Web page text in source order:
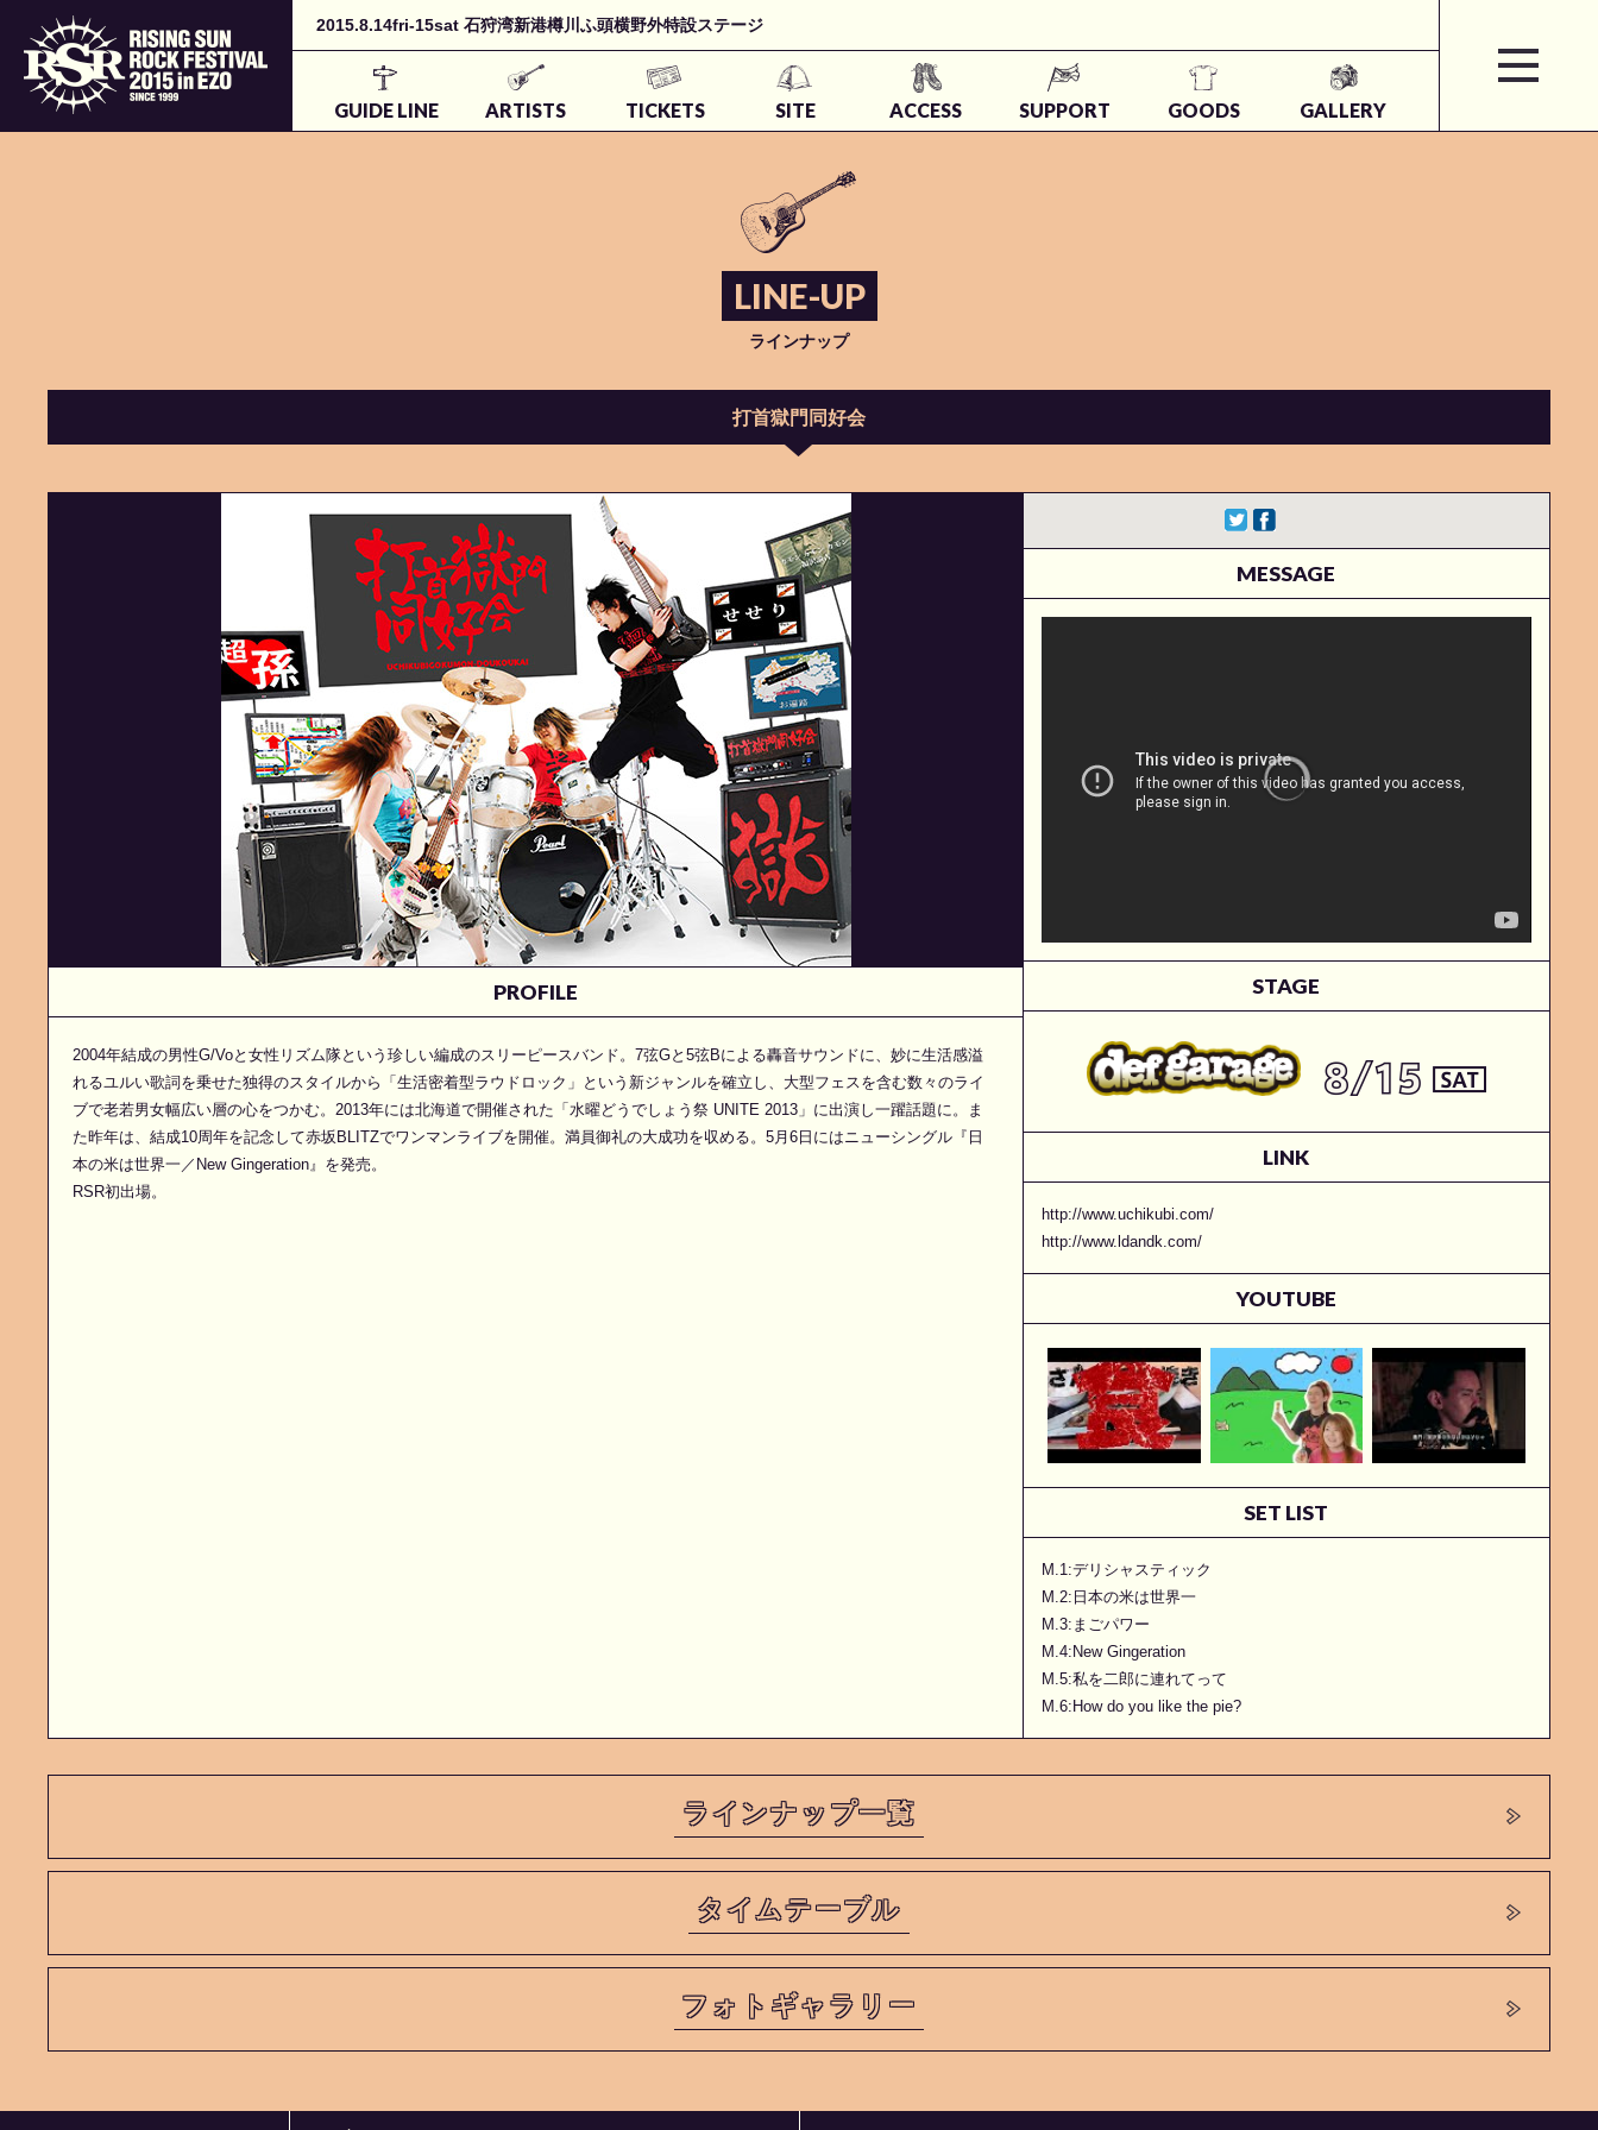
2015.8.14fri-15sat 石狩湾新港樽川ふ頭横野外特設ステージ
GUIDE LINE ARTISTS TICKETS SITE ACCESS SUPPORT GOODS GALLERY
LINE-UP
ラインナップ
打首獄門同好会
PROFILE
2004年結成の男性G/Voと女性リズム隊という珍しい編成のスリーピースバンド。7弦Gと5弦Bによる轟音サウンドに、妙に生活感溢
れるユルい歌詞を乗せた独得のスタイルから「生活密着型ラウドロック」という新ジャンルを確立し、大型フェスを含む数々のライ
ブで老若男女幅広い層の心をつかむ。2013年には北海道で開催された「水曜どうでしょう祭 UNITE 2013」に出演し一躍話題に。ま
た昨年は、結成10周年を記念して赤坂BLITZでワンマンライブを開催。満員御礼の大成功を収める。5月6日にはニューシングル『日
本の米は世界一／New Gingeration』を発売。
RSR初出場。
MESSAGE
STAGE
LINK
http://www.uchikubi.com/
http://www.ldandk.com/
YOUTUBE
SET LIST
M.1:デリシャスティック
M.2:日本の米は世界一
M.3:まごパワー
M.4:New Gingeration
M.5:私を二郎に連れてって
M.6:How do you like the pie?
ラインナップ一覧
タイムテーブル
フォトギャラリー